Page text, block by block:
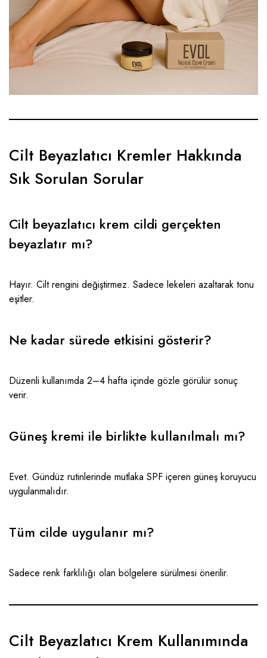
Cilt Beyazlatıcı Kremler Hakkında
Sık Sorulan Sorular
Cilt beyazlatıcı krem cildi gerçekten
beyazlatır mı?
Hayır. Cilt rengini değiştirmez. Sadece lekeleri azaltarak tonu
eşitler.
Ne kadar sürede etkisini gösterir?
Düzenli kullanımda 2–4 hafta içinde gözle görülür sonuç
verir.
Güneş kremi ile birlikte kullanılmalı mı?
Evet. Gündüz rutinlerinde mutlaka SPF içeren güneş koruyucu
uygulanmalıdır.
Tüm cilde uygulanır mı?
Sadece renk farklılığı olan bölgelere sürülmesi önerilir.
Cilt Beyazlatıcı Krem Kullanımında